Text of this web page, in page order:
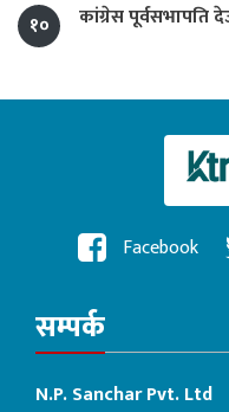
१० कांग्रेस पूर्वसभापति
Facebook
सम्पर्क
N.P. Sanchar Pvt. Ltd